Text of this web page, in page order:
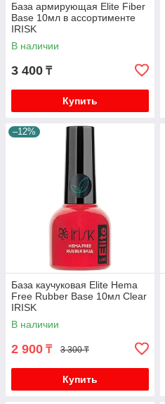
База армирующая Elite Fiber
Base 10мл в ассортименте
IRISK
В наличии
3 400 ₸
Купить
–12%
База каучуковая Elite Hema
Free Rubber Base 10мл Clear
IRISK
В наличии
2 900 ₸ 3 300 ₸
Купить